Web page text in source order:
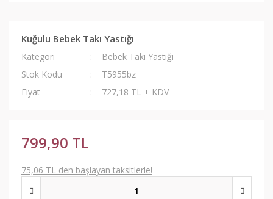
Kuğulu Bebek Takı Yastığı
Kategori
Bebek Takı Yastığı
Stok Kodu
T5955bz
Fiyat
727,18 TL + KDV
799,90 TL
75,06 TL den başlayan taksitlerle!